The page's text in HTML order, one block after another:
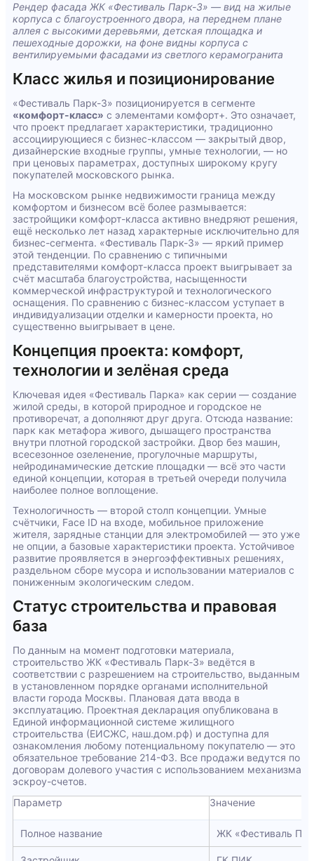
Рендер фасада ЖК «Фестиваль Парк-3» — вид на жилые
корпуса с благоустроенного двора, на переднем плане
аллея с высокими деревьями, детская площадка и
пешеходные дорожки, на фоне видны корпуса с
вентилируемыми фасадами из светлого керамогранита
Класс жилья и позиционирование
«Фестиваль Парк-3» позиционируется в сегменте
«комфорт-класс» с элементами комфорт+. Это означает,
что проект предлагает характеристики, традиционно
ассоциирующиеся с бизнес-классом — закрытый двор,
дизайнерские входные группы, умные технологии, — но
при ценовых параметрах, доступных широкому кругу
покупателей московского рынка.
На московском рынке недвижимости граница между
комфортом и бизнесом всё более размывается:
застройщики комфорт-класса активно внедряют решения,
ещё несколько лет назад характерные исключительно для
бизнес-сегмента. «Фестиваль Парк-3» — яркий пример
этой тенденции. По сравнению с типичными
представителями комфорт-класса проект выигрывает за
счёт масштаба благоустройства, насыщенности
коммерческой инфраструктурой и технологического
оснащения. По сравнению с бизнес-классом уступает в
индивидуализации отделки и камерности проекта, но
существенно выигрывает в цене.
Концепция проекта: комфорт,
технологии и зелёная среда
Ключевая идея «Фестиваль Парка» как серии — создание
жилой среды, в которой природное и городское не
противоречат, а дополняют друг друга. Отсюда название:
парк как метафора живого, дышащего пространства
внутри плотной городской застройки. Двор без машин,
всесезонное озеленение, прогулочные маршруты,
нейродинамические детские площадки — всё это части
единой концепции, которая в третьей очереди получила
наиболее полное воплощение.
Технологичность — второй столп концепции. Умные
счётчики, Face ID на входе, мобильное приложение
жителя, зарядные станции для электромобилей — это уже
не опции, а базовые характеристики проекта. Устойчивое
развитие проявляется в энергоэффективных решениях,
раздельном сборе мусора и использовании материалов с
пониженным экологическим следом.
Статус строительства и правовая
база
По данным на момент подготовки материала,
строительство ЖК «Фестиваль Парк-3» ведётся в
соответствии с разрешением на строительство, выданным
в установленном порядке органами исполнительной
власти города Москвы. Плановая дата ввода в
эксплуатацию. Проектная декларация опубликована в
Единой информационной системе жилищного
строительства (ЕИСЖС, наш.дом.рф) и доступна для
ознакомления любому потенциальному покупателю — это
обязательное требование 214-ФЗ. Все продажи ведутся по
договорам долевого участия с использованием механизма
эскроу-счетов.
Параметр
Значение
Полное название ЖК «Фестиваль